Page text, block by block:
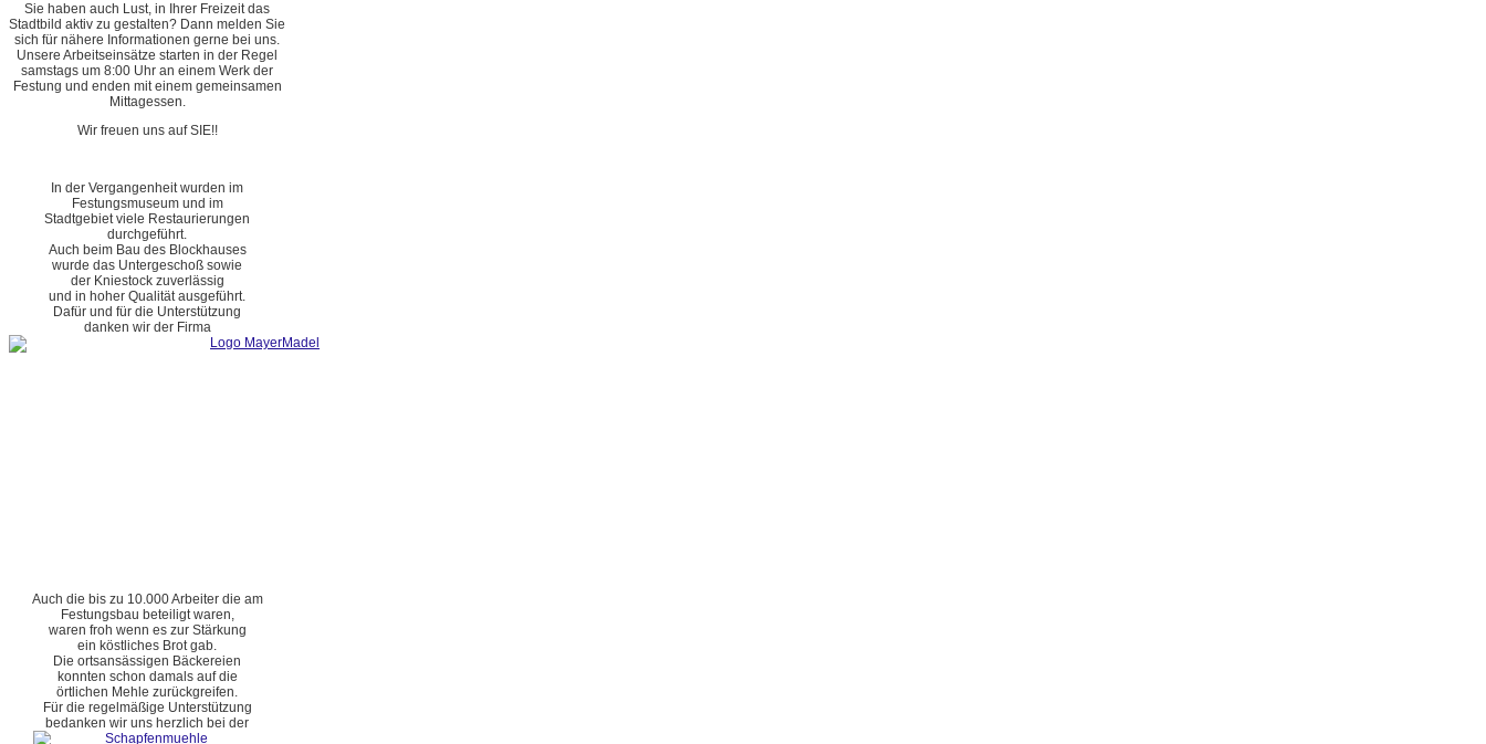
Sie haben auch Lust, in Ihrer Freizeit das
Stadtbild aktiv zu gestalten? Dann melden Sie
sich für nähere Informationen gerne bei uns.
Unsere Arbeitseinsätze starten in der Regel
samstags um 8:00 Uhr an einem Werk der
Festung und enden mit einem gemeinsamen
Mittagessen.
Wir freuen uns auf SIE!!
In der Vergangenheit wurden im
Festungsmuseum und im
Stadtgebiet viele Restaurierungen
durchgeführt.
Auch beim Bau des Blockhauses
wurde das Untergeschoß sowie
der Kniestock zuverlässig
und in hoher Qualität ausgeführt.
Dafür und für die Unterstützung
danken wir der Firma
Auch die bis zu 10.000 Arbeiter die am
Festungsbau beteiligt waren,
waren froh wenn es zur Stärkung
ein köstliches Brot gab.
Die ortsansässigen Bäckereien
konnten schon damals auf die
örtlichen Mehle zurückgreifen.
Für die regelmäßige Unterstützung
bedanken wir uns herzlich bei der